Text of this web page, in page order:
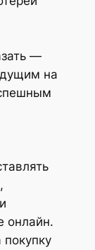
—
на
онлайн.
покупку